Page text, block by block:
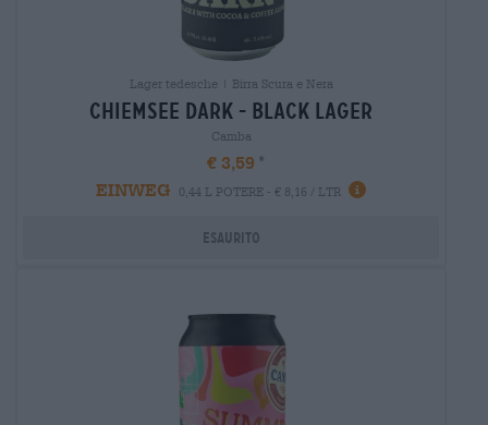
Lager tedesche | Birra Scura e Nera
chiemsee dark - black lager
Camba
€ 3,59
EINWEG
0,44 L POTERE - € 8,16 / LTR
Esaurito